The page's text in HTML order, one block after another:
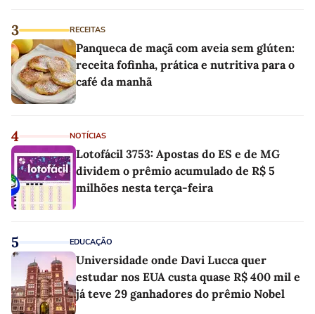
3 RECEITAS
Panqueca de maçã com aveia sem glúten:
receita fofinha, prática e nutritiva para o
café da manhã
4 NOTÍCIAS
Lotofácil 3753: Apostas do ES e de MG
dividem o prêmio acumulado de R$ 5
milhões nesta terça-feira
5 EDUCAÇÃO
Universidade onde Davi Lucca quer
estudar nos EUA custa quase R$ 400 mil e
já teve 29 ganhadores do prêmio Nobel